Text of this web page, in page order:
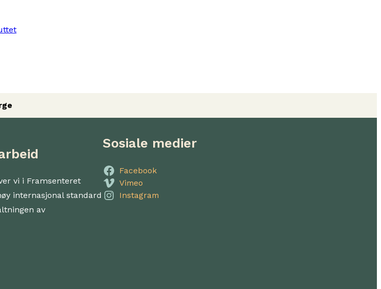
vi i Framsenteret
internasjonal standard
av
Sosiale medier
Facebook
Vimeo
Instagram